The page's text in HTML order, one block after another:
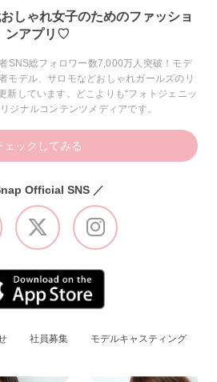
しゃれ女子のためのファッショ
ンアプリ♡
SNS総フォロワー数7,000万人突破！モデ
モデル、サロモなどおしゃれガールズのリ
新しています。どこよりも“フォトジェニッ
ジナルコンテンツメディアです。
ェックしてみる
Official SNS ／
社員募集 モデルキャスティング